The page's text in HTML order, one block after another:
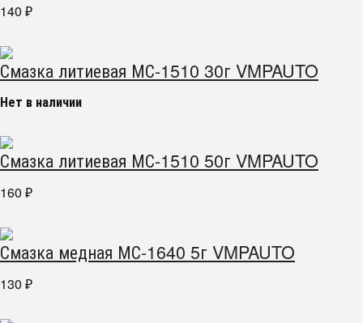
140 ₽
Смазка литиевая МС-1510 30г VMPAUTO
Нет в наличии
Смазка литиевая МС-1510 50г VMPAUTO
160 ₽
Смазка медная МС-1640 5г VMPAUTO
130 ₽